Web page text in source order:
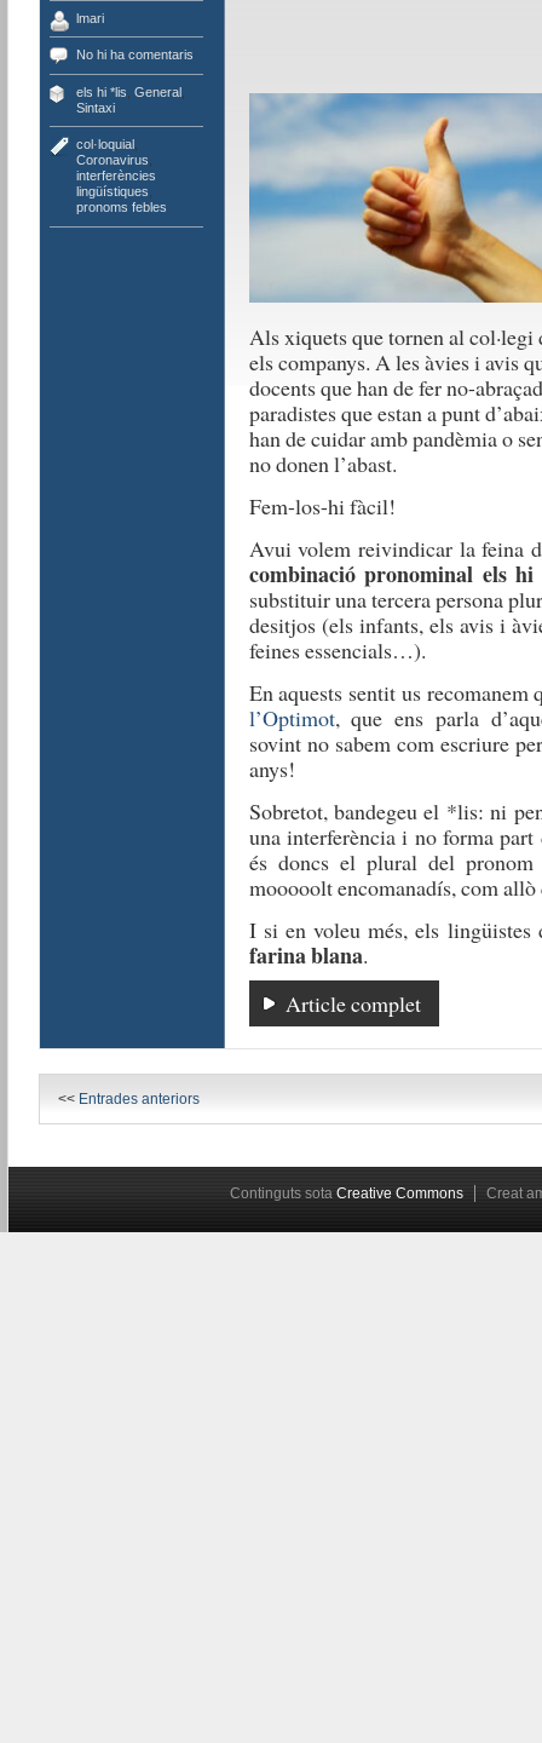
lmari
No hi ha comentaris
els hi *lis General,
Sintaxi
col·loquial ,
Coronavirus,
interferències
lingüístiques,
pronoms febles
Als xiquets que tornen al col·legi
els companys. A les àvies i avis
docents que han de fer no-
paradistes que estan a punt
han de cuidar amb pandèmia o
no donen l’abast.
Fem-los-hi fàcil!
Avui volem reivindicar la feina
combinació pronominal els hi
substituir una tercera persona
desitjos (els infants, els avis i
feines essencials…).
En aquests sentit us
l’Optimot, que ens parla
sovint no sabem com escriure
anys!
Sobretot, bandegeu el *lis: ni
una interferència i no forma
és doncs el plural del
mooooolt encomanadís, com allò
I si en voleu més, els
farina blana.
Article complet
<< Entrades anteriors
Continguts sota Creative Commons Creat